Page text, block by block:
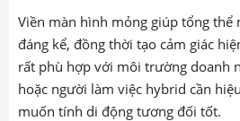
Viền màn hình mỏng giúp tổng thể
đáng kể, đồng thời tạo cảm giác
rất phù hợp với môi trường doanh
hoặc người làm việc hybrid cần
muốn tính di động tương đối tốt.